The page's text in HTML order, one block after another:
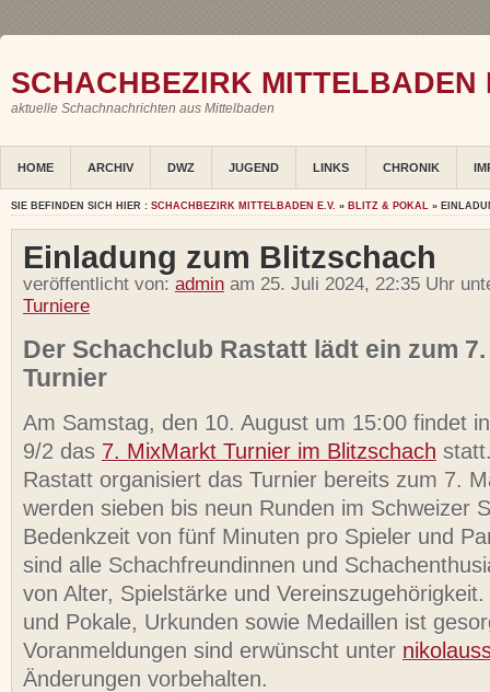
SCHACHBEZIRK MITTELBADEN
aktuelle Schachnachrichten aus Mittelbaden
HOME ARCHIV DWZ JUGEND LINKS CHRONIK
SIE BEFINDEN SICH HIER : SCHACHBEZIRK MITTELBADEN E.V. » BLITZ & POKAL »
Einladung zum Blitzschach
veröffentlicht von: admin am 25. Juli 2024, 22:35 Uhr
Turniere
Der Schachclub Rastatt lädt ein zum
Turnier
Am Samstag, den 10. August um 15:00 findet
9/2 das 7. MixMarkt Turnier im Blitzschach
Rastatt organisiert das Turnier bereits zum 7.
werden sieben bis neun Runden im Schweizer
Bedenkzeit von fünf Minuten pro Spieler und
sind alle Schachfreundinnen und
von Alter, Spielstärke und
und Pokale, Urkunden sowie Medaillen ist
Voranmeldungen sind erwünscht unter
Änderungen vorbehalten.